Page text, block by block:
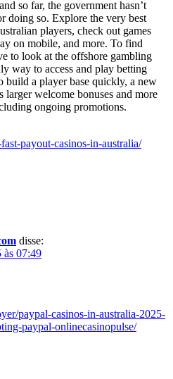
so far, the government hasn’t
doing so. Explore the very best
players, check out games
on mobile, and more. To find
to look at the offshore gambling
way to access and play betting
build a player base quickly, a new
larger welcome bonuses and more
ongoing promotions.
payout-casinos-in-australia/
disse:
às 07:49
paypal-casinos-in-australia-2025-
paypal-onlinecasinopulse/